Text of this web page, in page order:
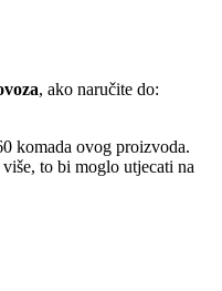
, ako naručite do:
komada ovog proizvoda.
to bi moglo utjecati na